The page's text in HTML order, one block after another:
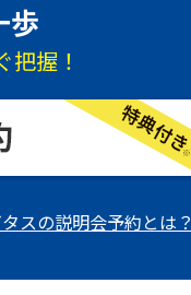
歩
把握！
スの説明会予約とは？